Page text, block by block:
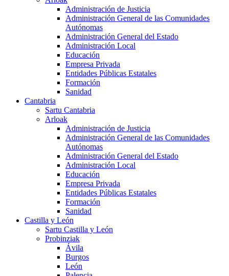
Administración de Justicia
Administración General de las Comunidades
Autónomas
Administración General del Estado
Administración Local
Educación
Empresa Privada
Entidades Públicas Estatales
Formación
Sanidad
Cantabria
Sartu Cantabria
Arloak
Administración de Justicia
Administración General de las Comunidades
Autónomas
Administración General del Estado
Administración Local
Educación
Empresa Privada
Entidades Públicas Estatales
Formación
Sanidad
Castilla y León
Sartu Castilla y León
Probinziak
Ávila
Burgos
León